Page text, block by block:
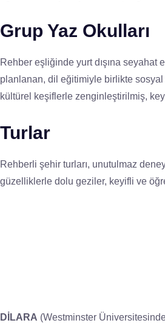
Grup Yaz Okulları
Rehber eşliğinde yurt dışına seyahat
planlanan, dil eğitimiyle birlikte sosyal
kültürel keşiflerle zenginleştirilmiş,
Turlar
Rehberli şehir turları, unutulmaz
güzelliklerle dolu geziler, keyifli ve
DİLARA (Westminster